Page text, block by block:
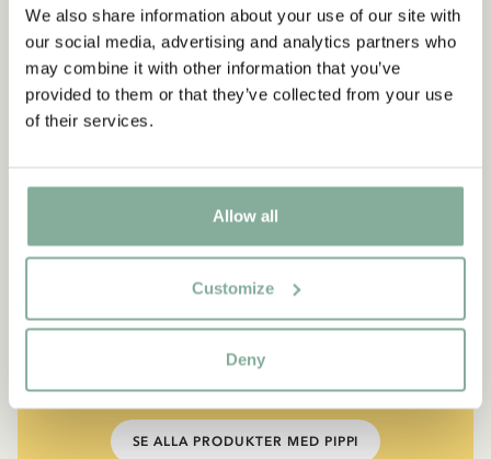
We also share information about your use of our site with
our social media, advertising and analytics partners who
may combine it with other information that you’ve
provided to them or that they’ve collected from your use
of their services.
Allow all
Customize
Deny
CITAT
“Den som är väldigt stark
måste också vara väldigt
snäll.”
SE ALLA PRODUKTER MED PIPPI